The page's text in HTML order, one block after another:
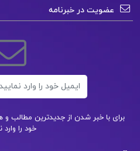
ابوالفضل فراهانی
خلاصه کتاب ورزش برای
دانلود کتاب ورزش برای
فراهانی pdf
عضویت در خبرنامه
برای با خبر شدن از جدیدترین مطالب و
خود را وارد